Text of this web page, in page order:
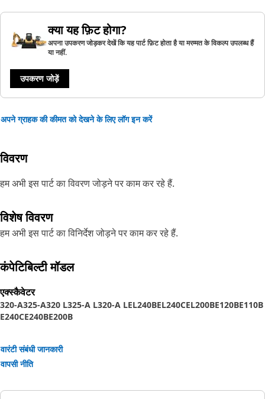
क्या यह फ़िट होगा?
अपना उपकरण जोड़कर देखें कि यह पार्ट फ़िट होता है या मरम्मत के विकल्प उपलब्ध हैं
या नहीं.
उपकरण जोड़ें
अपने ग्राहक की कीमत को देखने के लिए लॉग इन करें
विवरण
हम अभी इस पार्ट का विवरण जोड़ने पर काम कर रहे हैं.
विशेष विवरण
हम अभी इस पार्ट का विनिर्देश जोड़ने पर काम कर रहे हैं.
कंपेटिबिल्टी मॉडल
एक्स्कैवेटर
320-A325-A320 L325-A L320-A LEL240BEL240CEL200BE120BE110B
E240CE240BE200B
वारंटी संबंधी जानकारी
वापसी नीति